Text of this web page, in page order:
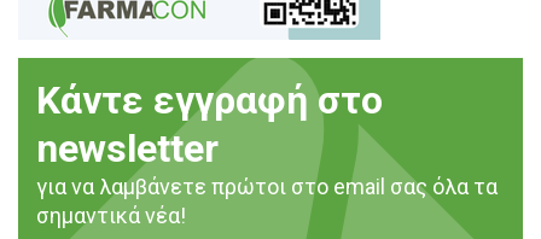
Κάντε εγγραφή στο
newsletter
για να λαμβάνετε πρώτοι στο email σας όλα τα
σημαντικά νέα!